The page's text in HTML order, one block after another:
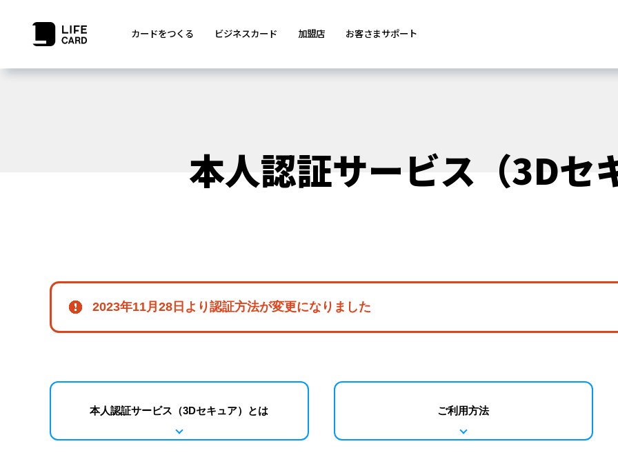
カードをつくる ビジネスカード 加盟店 お客さまサポート
本人認証サービス（3Dセ
2023年11月28日より認証方法が変更になりました
本人認証サービス （3Dセキュア）とは ご利用方法